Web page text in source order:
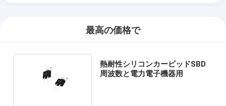
最高の価格で
熱耐性シリコンカービッドSBD
周波数と電力電子機器用